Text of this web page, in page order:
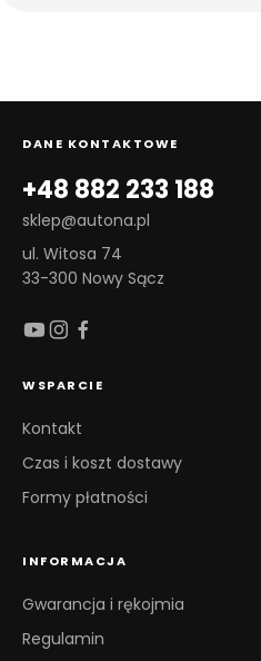
DANE KONTAKTOWE
+48 882 233 188
sklep@autona.pl
ul. Witosa 74
33-300 Nowy Sącz
WSPARCIE
Kontakt
Czas i koszt dostawy
Formy płatności
INFORMACJA
Gwarancja i rękojmia
Regulamin